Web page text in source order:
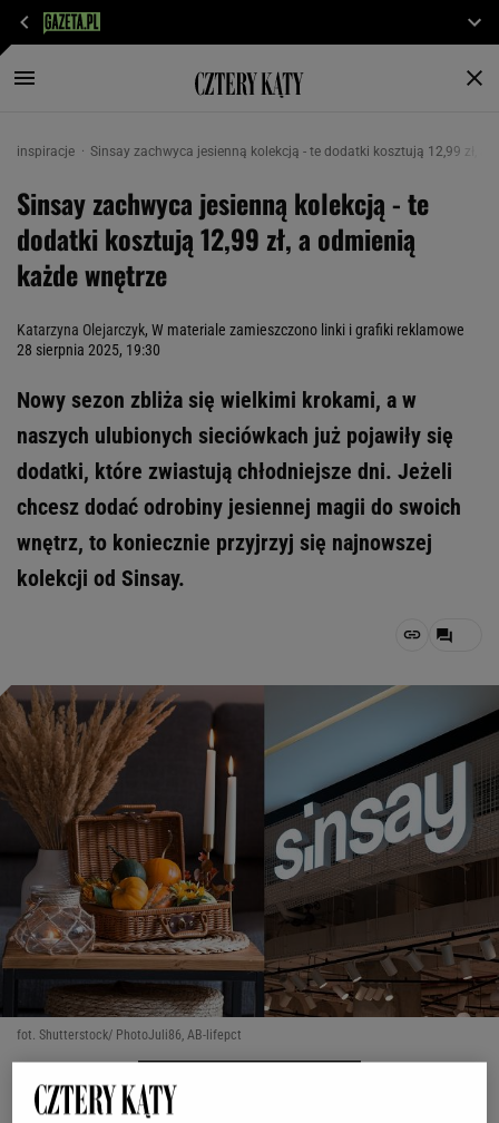
inspiracje Sinsay zachwyca jesienną kolekcją - te dodatki kosztują 12,99 zł, a
Sinsay zachwyca jesienną kolekcją - te
dodatki kosztują 12,99 zł, a odmienią
każde wnętrze
Katarzyna Olejarczyk, W materiale zamieszczono linki i grafiki reklamowe
28 sierpnia 2025, 19:30
Nowy sezon zbliża się wielkimi krokami, a w
naszych ulubionych sieciówkach już pojawiły się
dodatki, które zwiastują chłodniejsze dni. Jeżeli
chcesz dodać odrobiny jesiennej magii do swoich
wnętrz, to koniecznie przyjrzyj się najnowszej
kolekcji od Sinsay.
fot. Shutterstock/ PhotoJuli86, AB-lifepct